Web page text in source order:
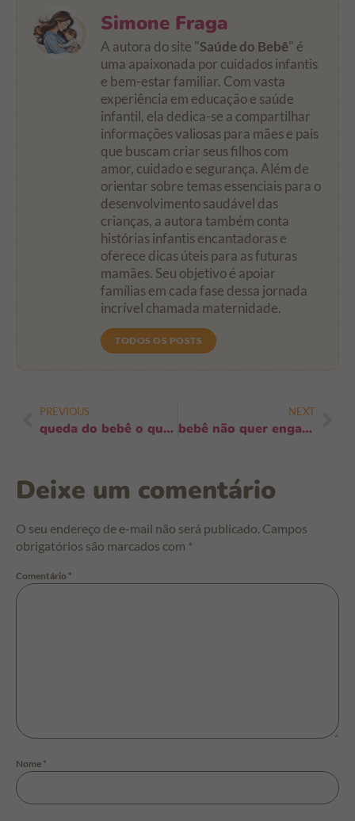
Simone Fraga
A autora do site "Saúde do Bebê" é
uma apaixonada por cuidados infantis
e bem-estar familiar. Com vasta
experiência em educação e saúde
infantil, ela dedica-se a compartilhar
informações valiosas para mães e pais
que buscam criar seus filhos com
amor, cuidado e segurança. Além de
orientar sobre temas essenciais para o
desenvolvimento saudável das
crianças, a autora também conta
histórias infantis encantadoras e
oferece dicas úteis para as futuras
mamães. Seu objetivo é apoiar
famílias em cada fase dessa jornada
incrível chamada maternidade.
TODOS OS POSTS
PREVIOUS
queda do bebê o que fazer: passos imediatos, sinais e quando agir
NEXT
bebê não quer engatinhar: por que ocorre e 9 táticas práticas que funcionam
Deixe um comentário
O seu endereço de e-mail não será publicado. Campos
obrigatórios são marcados com *
Comentário *
Nome *